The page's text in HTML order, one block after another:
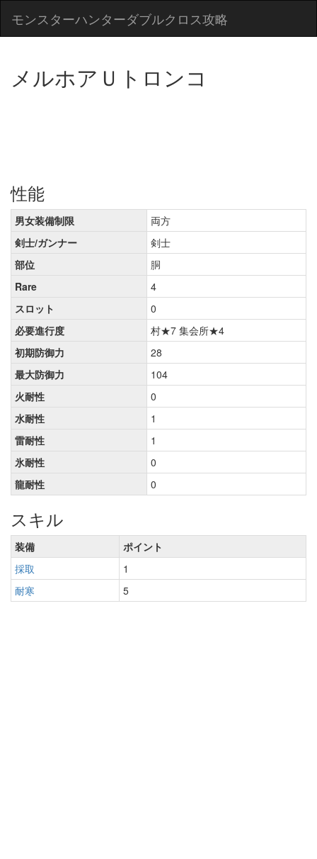
モンスターハンターダブルクロス攻略
メルホアＵトロンコ
性能
男女装備制限
両方
剣士/ガンナー
剣士
部位
胴
Rare
4
スロット
0
必要進行度
村★7 集会所★4
初期防御力
28
最大防御力
104
火耐性
0
水耐性
1
雷耐性
1
氷耐性
0
龍耐性
0
スキル
装備
ポイント
採取
1
耐寒
5